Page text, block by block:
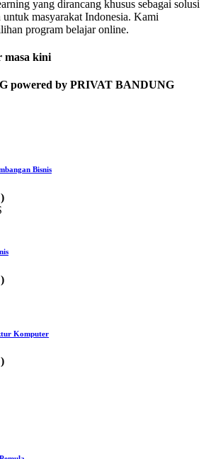
yang dirancang khusus sebagai solusi
masyarakat Indonesia. Kami
program belajar online.
masa kini
powered by PRIVAT BANDUNG
Bisnis
Komputer